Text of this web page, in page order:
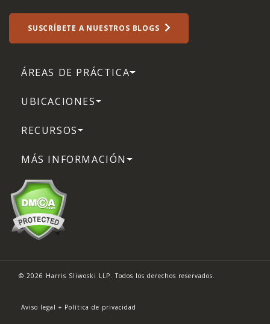
SUSCRÍBETE A NUESTROS BLOGS
ÁREAS DE PRÁCTICA
UBICACIONES
RECURSOS
MÁS INFORMACIÓN
© 2026 Harris Sliwoski LLP. Todos los derechos reservados.
Aviso legal + Política de privacidad